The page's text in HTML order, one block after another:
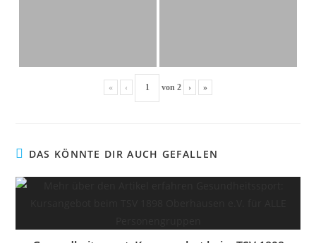
« ‹ von 2 › »
DAS KÖNNTE DIR AUCH GEFALLEN